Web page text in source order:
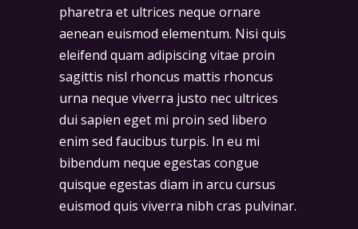
pharetra et ultrices neque ornare
aenean euismod elementum. Nisi quis
eleifend quam adipiscing vitae proin
sagittis nisl rhoncus mattis rhoncus
urna neque viverra justo nec ultrices
dui sapien eget mi proin sed libero
enim sed faucibus turpis. In eu mi
bibendum neque egestas congue
quisque egestas diam in arcu cursus
euismod quis viverra nibh cras pulvinar.